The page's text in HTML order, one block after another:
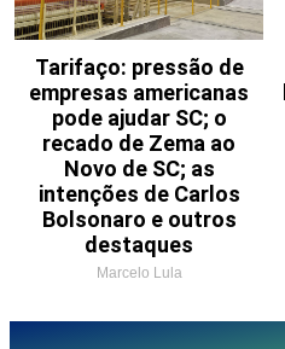
Tarifaço: pressão de
empresas americanas
pode ajudar SC; o
recado de Zema ao
Novo de SC; as
intenções de Carlos
Bolsonaro e outros
destaques
Marcelo Lula